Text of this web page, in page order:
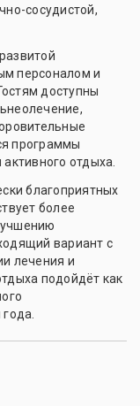
сосудистой,
персоналом и
доступны
программы
отдыха.
благоприятных
более
вариант с
лечения и
подойдёт как